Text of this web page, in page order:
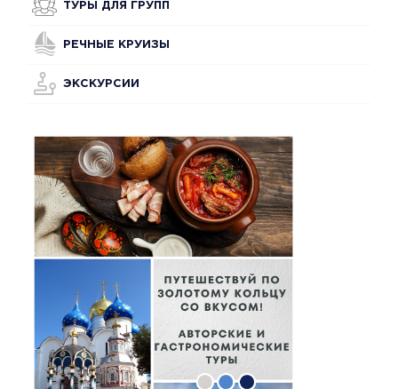
ТУРЫ ДЛЯ ГРУПП
РЕЧНЫЕ КРУИЗЫ
ЭКСКУРСИИ